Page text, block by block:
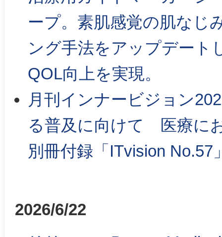
ープ。素肌感覚の肌なじ
ング手法をアップデート
QOL向上を実現。
月刊インナービジョン
る普及に向けて 医療に
別冊付録「ITvision No.57
2026/6/22